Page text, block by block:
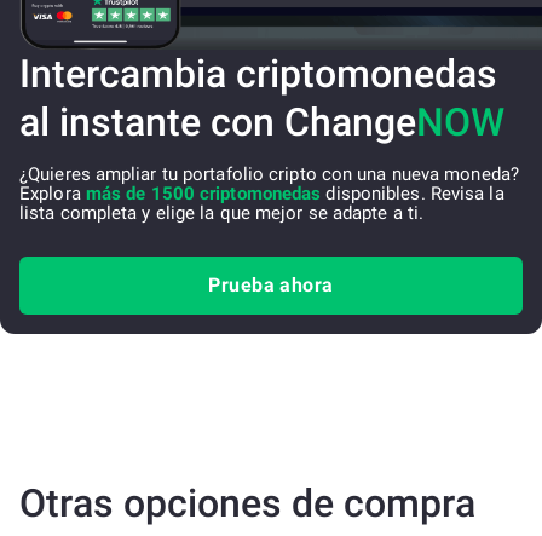
Intercambia criptomonedas
al instante con ChangeNOW
¿Quieres ampliar tu portafolio cripto con una nueva moneda?
Explora más de 1500 criptomonedas disponibles. Revisa la
lista completa y elige la que mejor se adapte a ti.
Prueba ahora
Otras opciones de compra